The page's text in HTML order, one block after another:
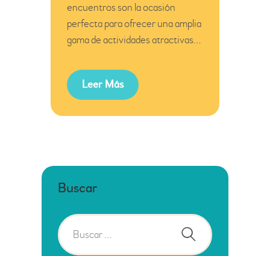
encuentros son la ocasión
perfecta para ofrecer una amplia
gama de actividades atractivas…
Leer Más
Buscar